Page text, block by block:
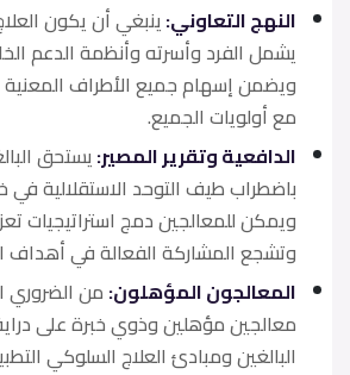
النهج التعاوني: ينبغي أن يكون
يشمل الفرد وأسرته وأنظمة الدعم
ويضمن إسهام جميع الأطراف
مع أولويات الجميع.
الدافعية وتقرير المصير: يستحق
باضطراب طيف التوحد الاستقلالية
ويمكن للمعالجين دمج استراتيجيات
وتشجع المشاركة الفعالة في أهداف
المعالجون المؤهلون: من الضروري
معالجين مؤهلين وذوي خبرة على
البالغين ومبادئ العلاج السلوكي